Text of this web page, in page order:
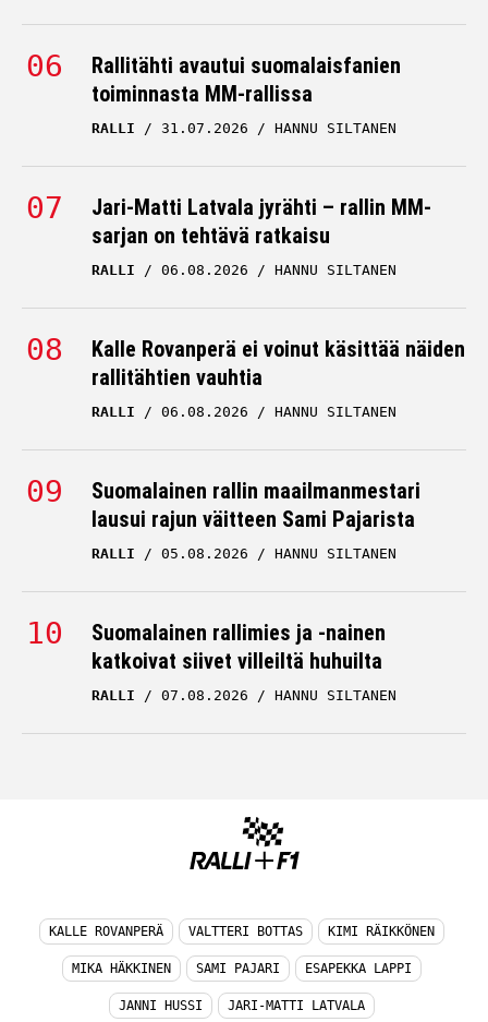
Rallitähti avautui suomalaisfanien
toiminnasta MM-rallissa
RALLI 31.07.2026 HANNU SILTANEN
Jari-Matti Latvala jyrähti – rallin MM-
sarjan on tehtävä ratkaisu
RALLI 06.08.2026 HANNU SILTANEN
Kalle Rovanperä ei voinut käsittää näiden
rallitähtien vauhtia
RALLI 06.08.2026 HANNU SILTANEN
Suomalainen rallin maailmanmestari
lausui rajun väitteen Sami Pajarista
RALLI 05.08.2026 HANNU SILTANEN
Suomalainen rallimies ja -nainen
katkoivat siivet villeiltä huhuilta
RALLI 07.08.2026 HANNU SILTANEN
KALLE ROVANPERÄ VALTTERI BOTTAS KIMI RÄIKKÖNEN
MIKA HÄKKINEN SAMI PAJARI ESAPEKKA LAPPI
JANNI HUSSI JARI-MATTI LATVALA